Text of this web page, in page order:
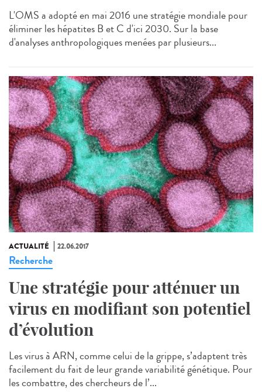
L'OMS a adopté en mai 2016 une stratégie mondiale pour
éliminer les hépatites B et C d'ici 2030. Sur la base
d'analyses anthropologiques menées par plusieurs...
ACTUALITÉ 22.06.2017
Recherche
Une stratégie pour atténuer un
virus en modifiant son potentiel
d’évolution
Les virus à ARN, comme celui de la grippe, s’adaptent très
facilement du fait de leur grande variabilité génétique. Pour
les combattre, des chercheurs de l’...